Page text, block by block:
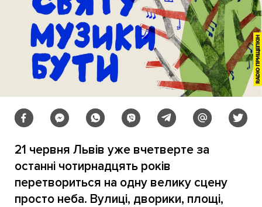
21 червня Львів уже вчетверте за
останні чотирнадцять років
перетвориться на одну велику сцену
просто неба. Вулиці, дворики, площі,